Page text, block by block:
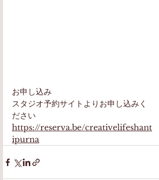
お申し込み
スタジオ予約サイトよりお申し込みく
ださい
https://reserva.be/creativelifeshant
ipurna